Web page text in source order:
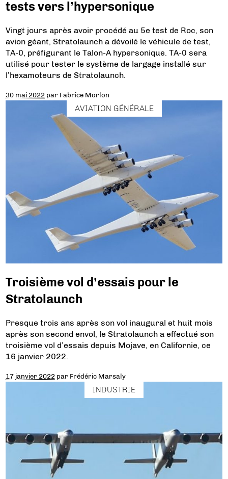
tests vers l’hypersonique
Vingt jours après avoir procédé au 5e test de Roc, son
avion géant, Stratolaunch a dévoilé le véhicule de test,
TA-0, préfigurant le Talon-A hypersonique. TA-0 sera
utilisé pour tester le système de largage installé sur
l’hexamoteurs de Stratolaunch.
30 mai 2022 par Fabrice Morlon
AVIATION GÉNÉRALE
Troisième vol d’essais pour le
Stratolaunch
Presque trois ans après son vol inaugural et huit mois
après son second envol, le Stratolaunch a effectué son
troisième vol d’essais depuis Mojave, en Californie, ce
16 janvier 2022.
17 janvier 2022 par Frédéric Marsaly
INDUSTRIE